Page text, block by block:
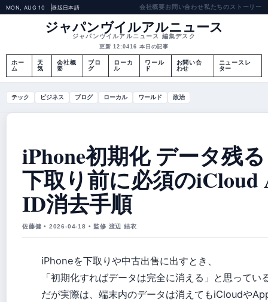
MON, AUG 10 昼版日本語 会社概要お問い合わせ私たちのストーリー
ジャパンヴイルアルニュース
ジャパンヴイルアルニュース 編集デスク
更新 12:0416 本日の記事
ホー
ム
天
気
会社概
要
ブロ
グ
ローカ
ル
ワール
ド
お問い合
わせ
ニュースレ
ター
テック ビジネス ブログ ローカル ワールド 政治
iPhone初期化 データ残
下取り前に必須のiCloud
ID消去手順
佐藤健 • 2026-04-18 • 監修 渡辺 結衣
iPhoneを下取りや中古出售に出すとき、
「初期化すればデータは完全に消える」と思ってい
だが実際は、端末内のデータは消えてもiCloudや